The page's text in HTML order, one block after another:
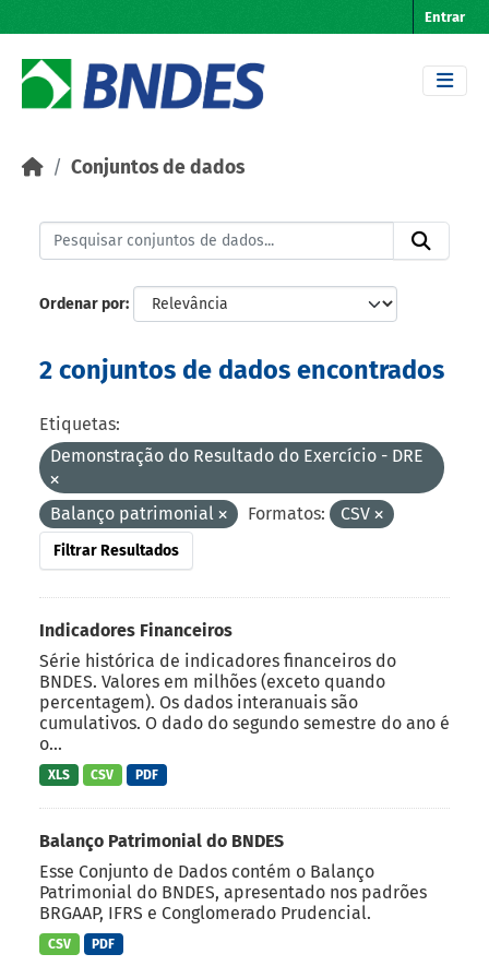
Entrar
Conjuntos de dados
Ordenar por
2 conjuntos de dados encontrados
Etiquetas:
Demonstração do Resultado do Exercício - DRE
Balanço patrimonial Formatos: CSV
Filtrar Resultados
Indicadores Financeiros
Série histórica de indicadores financeiros do
BNDES. Valores em milhões (exceto quando
percentagem). Os dados interanuais são
cumulativos. O dado do segundo semestre do ano é
o...
XLS CSV PDF
Balanço Patrimonial do BNDES
Esse Conjunto de Dados contém o Balanço
Patrimonial do BNDES, apresentado nos padrões
BRGAAP, IFRS e Conglomerado Prudencial.
CSV PDF